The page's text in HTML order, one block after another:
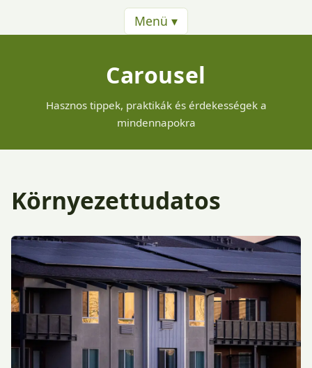
Menü ▾
Carousel
Hasznos tippek, praktikák és érdekességek a
mindennapokra
Környezettudatos